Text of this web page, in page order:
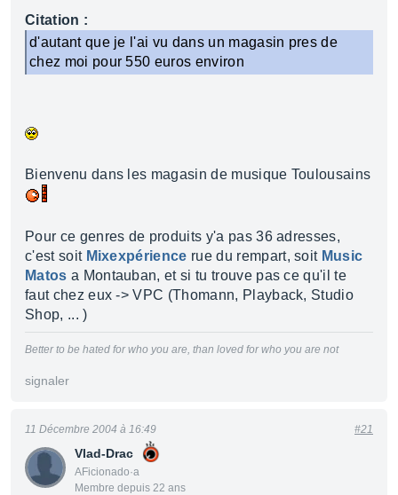
Citation :
d'autant que je l'ai vu dans un magasin pres de
chez moi pour 550 euros environ
Bienvenu dans les magasin de musique Toulousains
Pour ce genres de produits y'a pas 36 adresses,
c'est soit Mixexpérience rue du rempart, soit Music
Matos a Montauban, et si tu trouve pas ce qu'il te
faut chez eux -> VPC (Thomann, Playback, Studio
Shop, ... )
Better to be hated for who you are, than loved for who you are not
signaler
Vlad-Drac
AFicionado·a
Membre depuis 22 ans
11 Décembre 2004 à 16:49 #21